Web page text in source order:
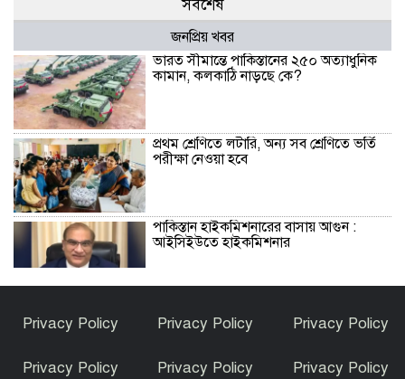
সবশেষ
জনপ্রিয় খবর
ভারত সীমান্তে পাকিস্তানের ২৫০ অত্যাধুনিক
কামান, কলকাঠি নাড়ছে কে?
প্রথম শ্রেণিতে লটারি, অন্য সব শ্রেণিতে ভর্তি
পরীক্ষা নেওয়া হবে
পাকিস্তান হাইকমিশনারের বাসায় আগুন :
আইসিইউতে হাইকমিশনার
রাঙালেন গোলাপি রঙে
Privacy Policy Privacy Policy Privacy Policy
Privacy Policy Privacy Policy Privacy Policy